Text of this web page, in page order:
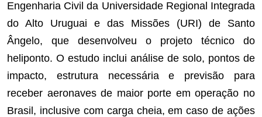
Engenharia Civil da Universidade Regional Integrada
do Alto Uruguai e das Missões (URI) de Santo
Ângelo, que desenvolveu o projeto técnico do
heliponto. O estudo inclui análise de solo, pontos de
impacto, estrutura necessária e previsão para
receber aeronaves de maior porte em operação no
Brasil, inclusive com carga cheia, em caso de ações